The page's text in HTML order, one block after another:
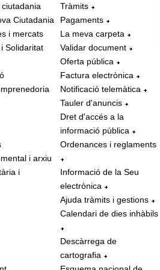
Ciutadania
i mercats
Solidaritat
i arxiu
i
Tràmits
Pagaments
La meva carpeta
Validar document
Oferta pública
Factura electrònica
Notificació telemàtica
Tauler d'anuncis
Dret d'accés a la
informació pública
Ordenances i reglaments
Informació de la Seu
electrònica
Ajuda tràmits i gestions
Calendari de dies inhàbils
Descàrrega de
cartografia